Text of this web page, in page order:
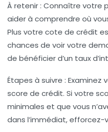
À retenir : Connaître votre
aider à comprendre où
Plus votre cote de crédit
chances de voir votre
de bénéficier d’un taux
Étapes à suivre :
score de crédit. Si votre
minimales et que vous
dans l’immédiat, efforcez-